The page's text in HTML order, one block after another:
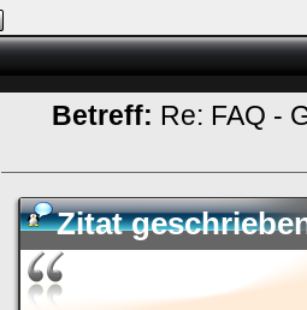
Betreff: Re: FAQ -
Zitat